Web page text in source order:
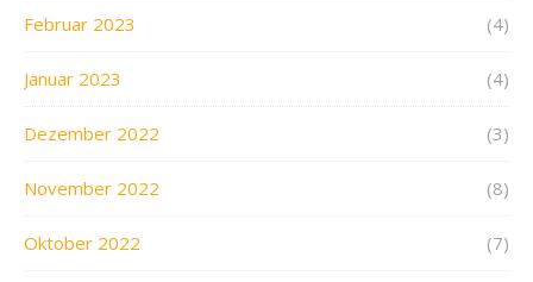
Februar 2023 (4)
Januar 2023 (4)
Dezember 2022 (3)
November 2022 (8)
Oktober 2022 (7)